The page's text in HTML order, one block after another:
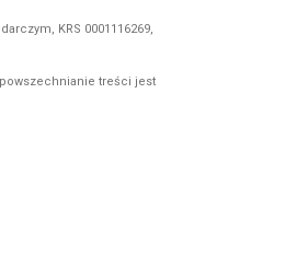
KRS 0001116269,
treści jest